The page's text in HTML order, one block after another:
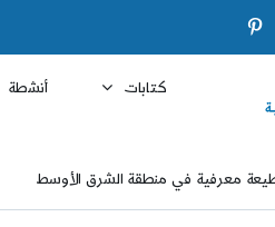
كتابات أنشطة
معرفية في منطقة الشرق الأوسط